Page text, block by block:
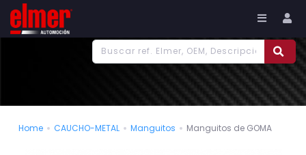
Home CAUCHO-METAL Manguitos Manguitos de GOMA